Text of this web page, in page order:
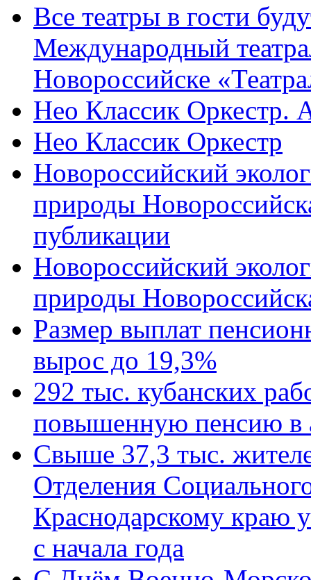
Все театры в гости
Международный
Новороссийске
Нео Классик Оркестр.
Нео Классик Оркестр
Новороссийский
природы
публикации
Новороссийский
природы
Размер выплат
вырос до 19,3%
292 тыс. кубанских
повышенную пенсию в
Свыше 37,3 тыс.
Отделения
Краснодарскому краю
с начала года